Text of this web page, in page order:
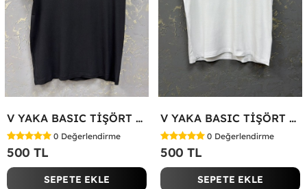
V YAKA BASIC TİŞÖRT Siyah
0 Değerlendirme
500 TL
SEPETE EKLE
V YAKA BASIC TİŞÖRT Beyaz
0 Değerlendirme
500 TL
SEPETE EKLE